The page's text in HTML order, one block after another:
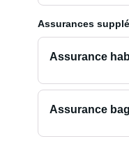
Assurances
Assurance
Assurance